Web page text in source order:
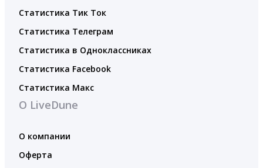
Статистика Тик Ток
Статистика Телеграм
Статистика в Одноклассниках
Статистика Facebook
Статистика Макс
О LiveDune
О компании
Оферта